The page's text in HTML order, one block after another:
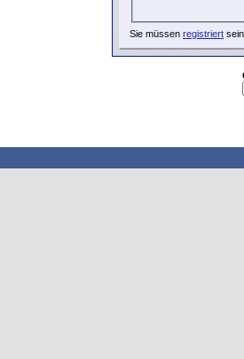
Sie müssen registriert